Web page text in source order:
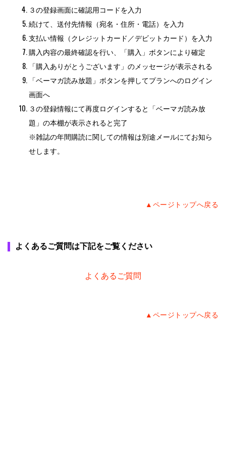
購入内容の最終確認を行い、「購入」ボタンにより確定
「購入ありがとうございます」のメッセージが表示される
「ベーマガ読み放題」ボタンを押してプランへのログイン
画面へ
３の登録情報にて再度ログインすると「ベーマガ読み放
題」の本棚が表示されると完了
※雑誌の年間購読に関しての情報は別途メールにてお知ら
せします。
よくあるご質問は下記をご覧ください